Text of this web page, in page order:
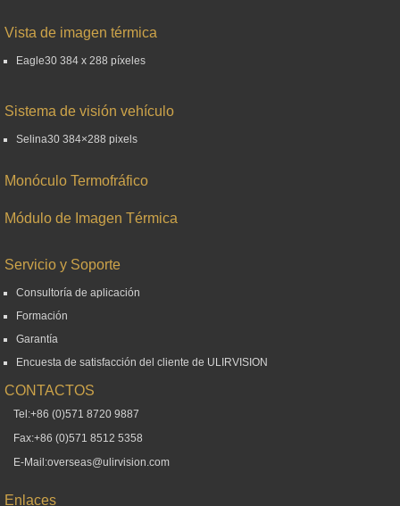
Vista de imagen térmica
Eagle30 384 x 288 píxeles
Sistema de visión vehículo
Selina30 384×288 pixels
Monóculo Termofráfico
Módulo de Imagen Térmica
Servicio y Soporte
Consultoría de aplicación
Formación
Garantía
Encuesta de satisfacción del cliente de ULIRVISION
CONTACTOS
Tel:+86 (0)571 8720 9887
Fax:+86 (0)571 8512 5358
E-Mail:overseas@ulirvision.com
Enlaces